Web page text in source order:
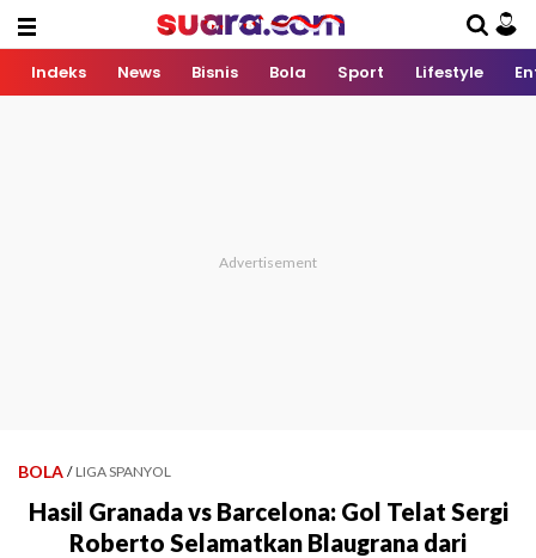
Indeks News Bisnis Bola Sport Lifestyle
BOLA / LIGA SPANYOL
Hasil Granada vs Barcelona: Gol Telat Sergi
Roberto Selamatkan Blaugrana dari